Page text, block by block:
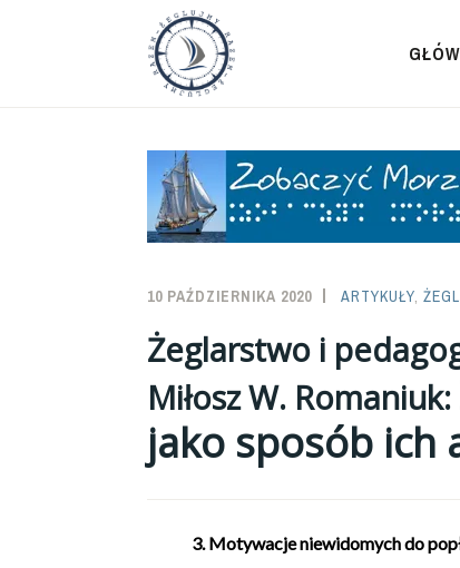
10 PAŹDZIERNIKA 2020
SAILOR-
ARTYKUŁY,
Żeglarstwo i
Miłosz W. Romaniuk:
jako sposób ich
3. Motywacje niewidomych do